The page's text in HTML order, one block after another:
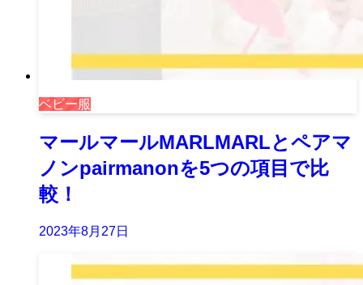
ベビー服
マールマールMARLMARLとペアマ
ノンpairmanonを5つの項目で比
較！
2023年8月27日